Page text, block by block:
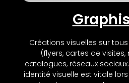
Créations visuelles sur
(flyers, cartes de visites,
catalogues, réseaux
identité visuelle est vitale